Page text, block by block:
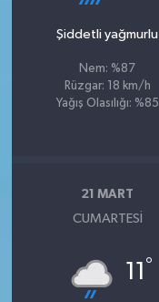
Şiddetli yağmurlu
Nem: %87
Rüzgar: 18 km/h
Yağış Olasılığı: %85
21 MART
CUMARTESI
11 °